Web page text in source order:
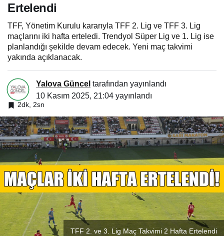
Ertelendi
TFF, Yönetim Kurulu kararıyla TFF 2. Lig ve TFF 3. Lig
maçlarını iki hafta erteledi. Trendyol Süper Lig ve 1. Lig ise
planlandığı şekilde devam edecek. Yeni maç takvimi
yakında açıklanacak.
Yalova Güncel tarafından yayınlandı
10 Kasım 2025, 21:04 yayınlandı
2dk, 2sn
TFF 2. ve 3. Lig Maç Takvimi 2 Hafta Ertelendi